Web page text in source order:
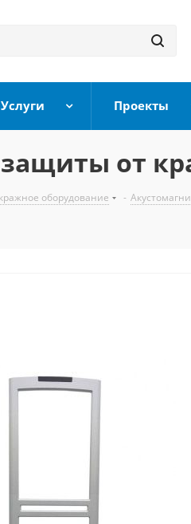
Услуги Проекты
от
оборудование -